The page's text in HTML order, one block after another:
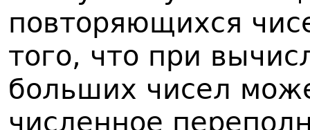
повторяющихся
того, что при
больших чисел
численное